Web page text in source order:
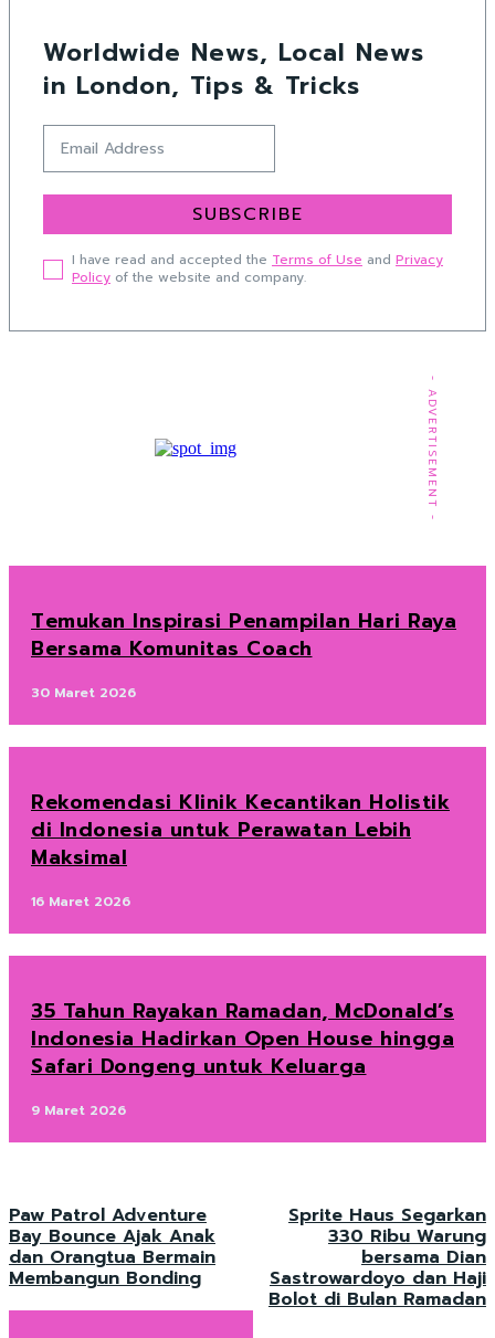
Worldwide News, Local News
in London, Tips & Tricks
SUBSCRIBE
I have read and accepted the Terms of Use and Privacy
Policy of the website and company.
- ADVERTISEMENT -
Temukan Inspirasi Penampilan Hari Raya
Bersama Komunitas Coach
30 Maret 2026
Rekomendasi Klinik Kecantikan Holistik
di Indonesia untuk Perawatan Lebih
Maksimal
16 Maret 2026
35 Tahun Rayakan Ramadan, McDonald’s
Indonesia Hadirkan Open House hingga
Safari Dongeng untuk Keluarga
9 Maret 2026
Paw Patrol Adventure
Bay Bounce Ajak Anak
dan Orangtua Bermain
Membangun Bonding
Sprite Haus Segarkan
330 Ribu Warung
bersama Dian
Sastrowardoyo dan Haji
Bolot di Bulan Ramadan